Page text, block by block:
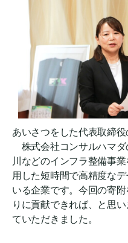
あいさつをした代表取締
株式会社コンサルハマ
川などのインフラ整備事
用した短時間で高精度な
いる企業です。今回の寄
りに貢献できれば、と思
ていただきました。